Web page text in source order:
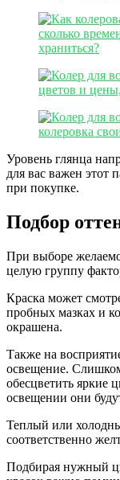
Уровень глянца
для вас важен этот
при покупке.
Подбор
При выборе
целую группу
Краска может
пробных мазках и
окрашена.
Также на
освещение.
обесцветить яркие
освещении они
Теплый или
соответственно
Подбирая нужный